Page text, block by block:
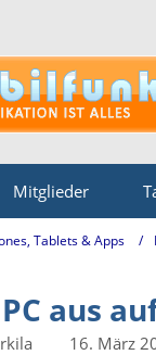
Mitglieder
Tablets & Apps
aus
16. März